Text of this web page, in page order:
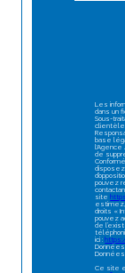
Les
dans un
Sous-
base
de
disposez
pouvez
site
estimez,
droits «
pouvez
de
ici :
Ce site